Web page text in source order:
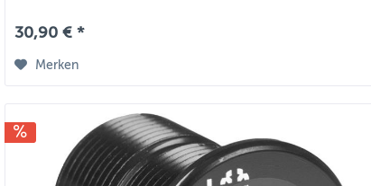
30,90 € *
Merken